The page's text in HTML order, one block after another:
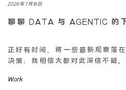
2026年7月18日
聊聊 DATA 与 AGENTIC 的
正好有时间，将一些最新观察落
决策；我相信大都对此深信不疑
Work